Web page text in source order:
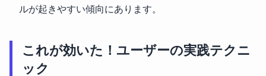
ルが起きやすい傾向にあります。
これが効いた！ユーザーの実践テクニ
ック